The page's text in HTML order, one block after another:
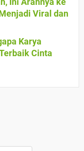
Viral dan
Karya
Cinta